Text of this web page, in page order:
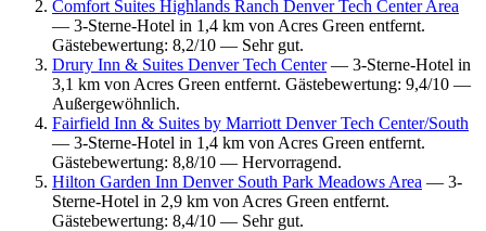
Comfort Suites Highlands Ranch Denver Tech Center Area
— 3-Sterne-Hotel in 1,4 km von Acres Green entfernt.
Gästebewertung: 8,2/10 — Sehr gut.
Drury Inn & Suites Denver Tech Center— 3-Sterne-Hotel in
3,1 km von Acres Green entfernt. Gästebewertung: 9,4/10 —
Außergewöhnlich.
Fairfield Inn & Suites by Marriott Denver Tech Center/South
— 3-Sterne-Hotel in 1,4 km von Acres Green entfernt.
Gästebewertung: 8,8/10 — Hervorragend.
Hilton Garden Inn Denver South Park Meadows Area — 3-
Sterne-Hotel in 2,9 km von Acres Green entfernt.
Gästebewertung: 8,4/10 — Sehr gut.